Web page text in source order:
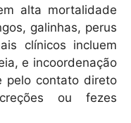
alta mortalidade
galinhas, perus
clínicos incluem
e incoordenação
pelo contato direto
ou fezes